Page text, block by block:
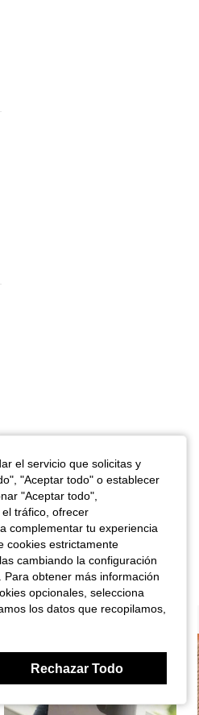
el servicio que solicitas y
"Aceptar todo" o establecer
"Aceptar todo",
tráfico, ofrecer
complementar tu experiencia
cookies estrictamente
cambiando la configuración
obtener más información
opcionales, selecciona
los datos que recopilamos,
Rechazar Todo